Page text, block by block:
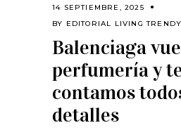
14 SEPTIEMBRE, 2025
BY EDITORIAL LIVING TRENDY
Balenciaga
perfumería y
contamos
detalles